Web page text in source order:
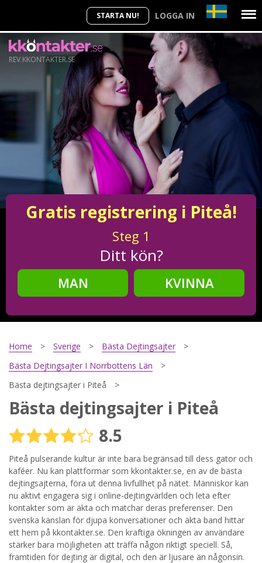
STARTA NU! LOGGA IN
REV.KKONTAKTER.SE
Gratis registrering i Piteå!
Steg 1
Ditt kön?
MAN
KVINNA
Steg2
Steg
Din mailadress?
Genom att registrera godkänner jagVillkorenoch
Sekretesspolicyn. Jag godkänner att ta emot information och
reklam via e-post från hemsidans operatörer. Jag kan dra
tillbaka godkännande när jag vill.
STARTA NU!
Home Sverige
Bästa Dejtingsajter
Bästa Dejtingsajter I Norrbottens Län
Bästa dejtingsajter i Piteå
Bästa dejtingsajter i Piteå
8.5
Piteå pulserande kultur är inte bara begränsad till dess gator och
kaféer. Nu kan plattformar som kkontakter.se, en av de bästa
dejtingsajterna, föra ut denna livfullhet på nätet. Människor kan
nu aktivt engagera sig i online-dejtingvärlden och leta efter
kontakter som är äkta och matchar deras preferenser. Den
svenska känslan för djupa konversationer och äkta band hittar
ett hem på kkontakter.se. Den kraftiga ökningen av användare
stärker bara möjligheten att träffa någon riktigt speciell. Så,
framtiden för dejting är digital, och den är ljusare än någonsin.